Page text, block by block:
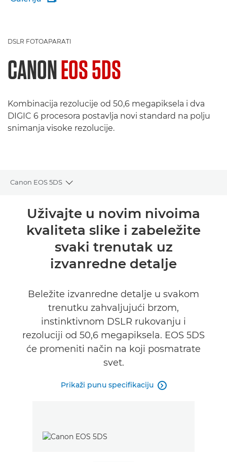
DSLR FOTOAPARATI
CANONEOS 5DS
Kombinacija rezolucije od 50,6 megapiksela i dva
DIGIC 6 procesora postavlja novi standard na polju
snimanja visoke rezolucije.
Canon EOS 5DS
Toggle breadcrumbs
Pregled
Specifikacije
Uživajte u novim nivoima
kvaliteta slike i zabeležite
svaki trenutak uz
izvanredne detalje
Beležite izvanredne detalje u svakom
trenutku zahvaljujući brzom,
instinktivnom DSLR rukovanju i
rezoluciji od 50,6 megapiksela. EOS 5DS
će promeniti način na koji posmatrate
svet.
Prikaži punu specifikaciju 